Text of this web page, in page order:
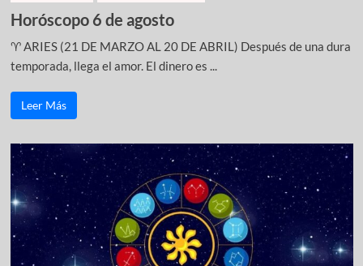
Horóscopo 6 de agosto
♈ ARIES (21 DE MARZO AL 20 DE ABRIL) Después de una dura
temporada, llega el amor. El dinero es ...
Leer Más